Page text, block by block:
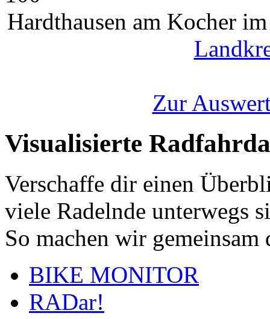
Hardthausen am Kocher
Zur
Visualisierte
Verschaffe dir einen
viele Radelnde unterwegs
So machen wir
BIKE MONITOR
RADar!